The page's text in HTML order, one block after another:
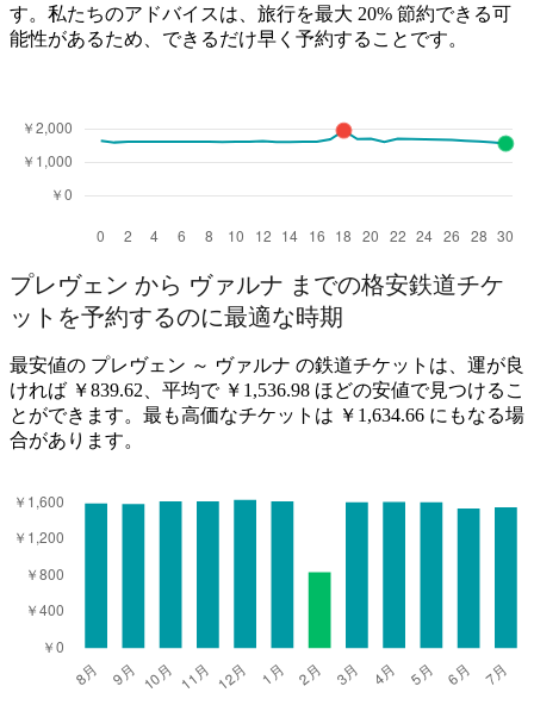
Varna
す。私たちのアドバイスは、旅行を最大 20% 節約できる可
能性があるため、できるだけ早く予約することです。
プレヴェン から ヴァルナ までの格安鉄道チケ
ットを予約するのに最適な時期
最安値の プレヴェン ～ ヴァルナ の鉄道チケットは、運が良
ければ ￥839.62、平均で ￥1,536.98 ほどの安値で見つけるこ
とができます。最も高価なチケットは ￥1,634.66 にもなる場
合があります。